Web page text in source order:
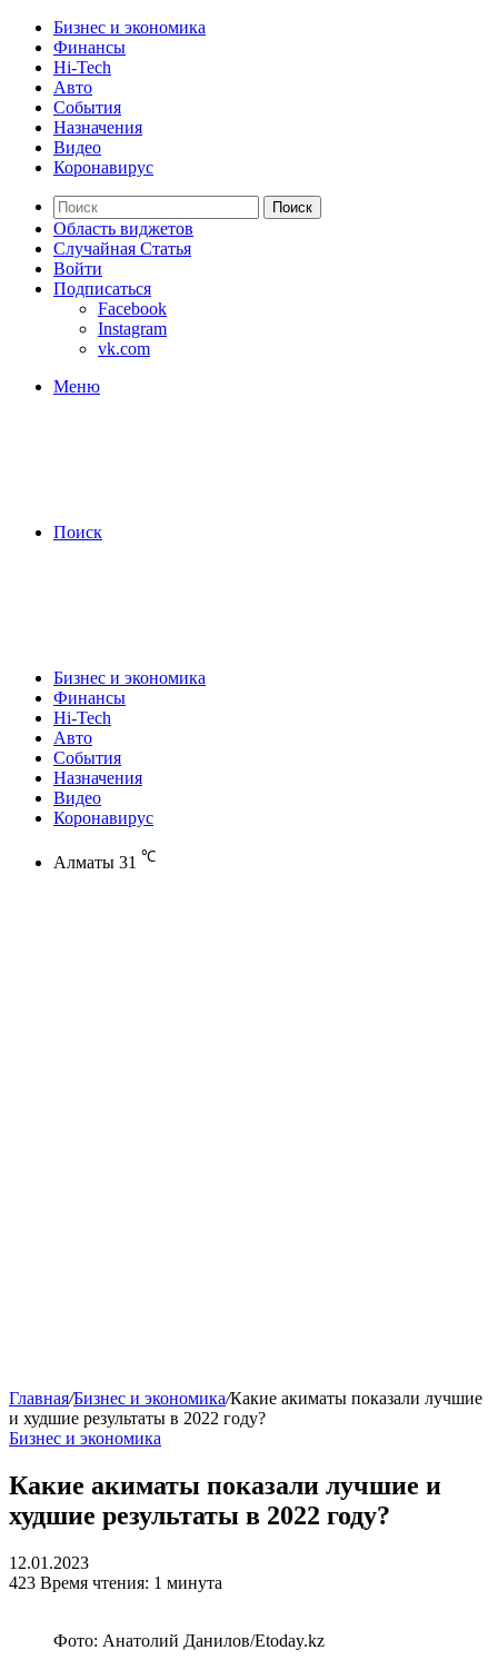
Бизнес и экономика
Финансы
Hi-Tech
Авто
События
Назначения
Видео
Коронавирус
Поиск
Область виджетов
Случайная Статья
Войти
Подписаться
Facebook
Instagram
vk.com
Меню
Поиск
Бизнес и экономика
Финансы
Hi-Tech
Авто
События
Назначения
Видео
Коронавирус
Алматы 31 ℃
Главная/Бизнес и экономика/Какие акиматы показали лучшие
и худшие результаты в 2022 году?
Бизнес и экономика
Какие акиматы показали лучшие и
худшие результаты в 2022 году?
12.01.2023
423 Время чтения: 1 минута
Фото: Анатолий Данилов/Etoday.kz